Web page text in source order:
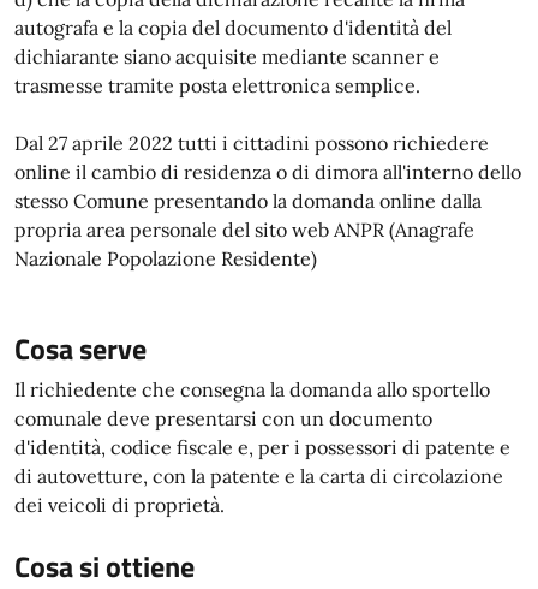
autografa e la copia del documento d'identità del
dichiarante siano acquisite mediante scanner e
trasmesse tramite posta elettronica semplice.
Dal 27 aprile 2022 tutti i cittadini possono richiedere
online il cambio di residenza o di dimora all'interno dello
stesso Comune presentando la domanda online dalla
propria area personale del sito web ANPR (Anagrafe
Nazionale Popolazione Residente)
Cosa serve
Il richiedente che consegna la domanda allo sportello
comunale deve presentarsi con un documento
d'identità, codice fiscale e, per i possessori di patente e
di autovetture, con la patente e la carta di circolazione
dei veicoli di proprietà.
Cosa si ottiene